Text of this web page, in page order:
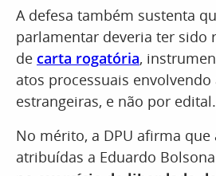
A defesa também sustenta
parlamentar deveria ter sido
de carta rogatória,
atos processuais
estrangeiras, e não por edital.
No mérito, a DPU afirma que
atribuídas a Eduardo